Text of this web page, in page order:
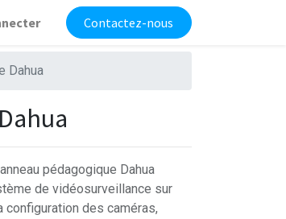
Contactez-nous
Dahua
pédagogique Dahua
de vidéosurveillance sur
des caméras,